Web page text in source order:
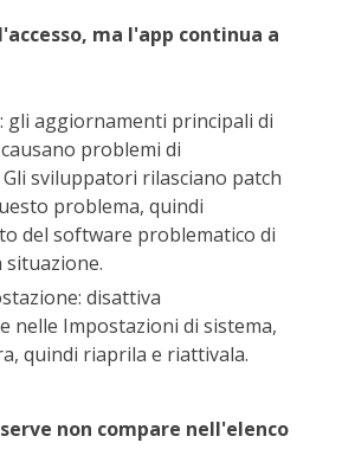
ma l'app continua a
gli aggiornamenti principali di
problemi di
sviluppatori rilasciano patch
problema, quindi
del software problematico di
disattiva
nelle Impostazioni di sistema,
quindi riaprila e riattivala.
non compare nell'elenco